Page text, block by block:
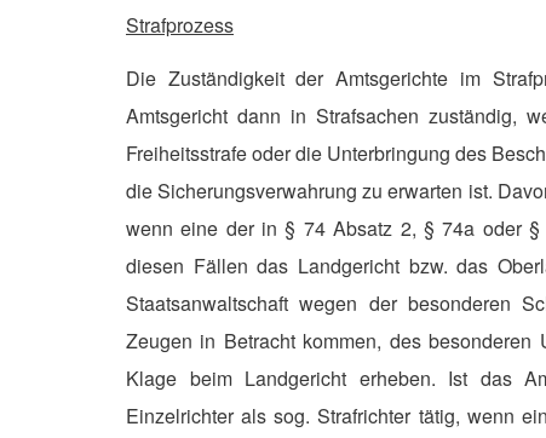
Strafprozess
Die Zuständigkeit der Amtsgerichte im
Amtsgericht dann in Strafsachen zuständig,
Freiheitsstrafe oder die Unterbringung des
die Sicherungsverwahrung zu erwarten ist.
wenn eine der in § 74 Absatz 2, § 74a oder §
diesen Fällen das Landgericht bzw. das
Staatsanwaltschaft wegen der besonderen
Zeugen in Betracht kommen, des
Klage beim Landgericht erheben. Ist das
Einzelrichter als sog. Strafrichter tätig, wenn